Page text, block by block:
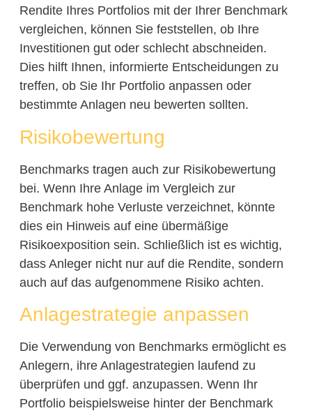
Rendite Ihres Portfolios mit der Ihrer Benchmark
vergleichen, können Sie feststellen, ob Ihre
Investitionen gut oder schlecht abschneiden.
Dies hilft Ihnen, informierte Entscheidungen zu
treffen, ob Sie Ihr Portfolio anpassen oder
bestimmte Anlagen neu bewerten sollten.
Risikobewertung
Benchmarks tragen auch zur Risikobewertung
bei. Wenn Ihre Anlage im Vergleich zur
Benchmark hohe Verluste verzeichnet, könnte
dies ein Hinweis auf eine übermäßige
Risikoexposition sein. Schließlich ist es wichtig,
dass Anleger nicht nur auf die Rendite, sondern
auch auf das aufgenommene Risiko achten.
Anlagestrategie anpassen
Die Verwendung von Benchmarks ermöglicht es
Anlegern, ihre Anlagestrategien laufend zu
überprüfen und ggf. anzupassen. Wenn Ihr
Portfolio beispielsweise hinter der Benchmark